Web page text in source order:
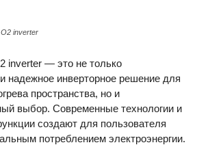
inverter
inverter — это не только
надежное инверторное решение для
пространства, но и
выбор. Современные технологии и
создают для пользователя
потреблением электроэнергии.